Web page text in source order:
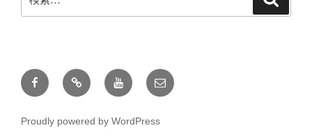
索:
Facebook
X YOUTUBE
メ
ー
Proudly powered by WordPress